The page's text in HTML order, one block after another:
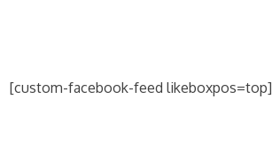
[custom-facebook-feed likeboxpos=top]